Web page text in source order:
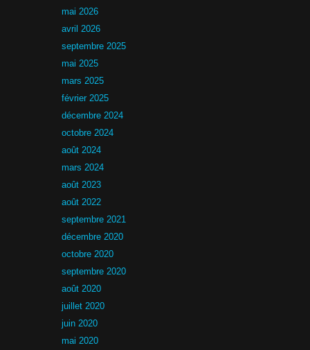
mai 2026
avril 2026
septembre 2025
mai 2025
mars 2025
février 2025
décembre 2024
octobre 2024
août 2024
mars 2024
août 2023
août 2022
septembre 2021
décembre 2020
octobre 2020
septembre 2020
août 2020
juillet 2020
juin 2020
mai 2020